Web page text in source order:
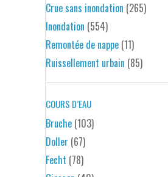
Crue sans inondation (265)
Inondation (554)
Remontée de nappe (11)
Ruissellement urbain (85)
COURS D’EAU
Bruche (103)
Doller (67)
Fecht (78)